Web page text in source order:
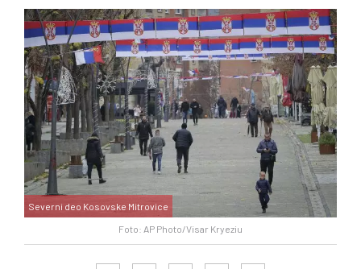
Foto: AP Photo/Visar Kryeziu
Severni deo Kosovske Mitrovice